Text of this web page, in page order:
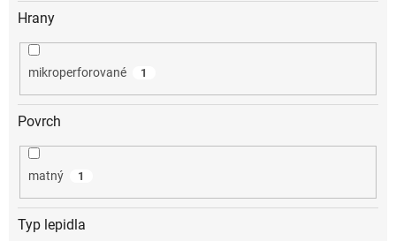
Hrany
mikroperforované 1
Povrch
matný 1
Typ lepidla